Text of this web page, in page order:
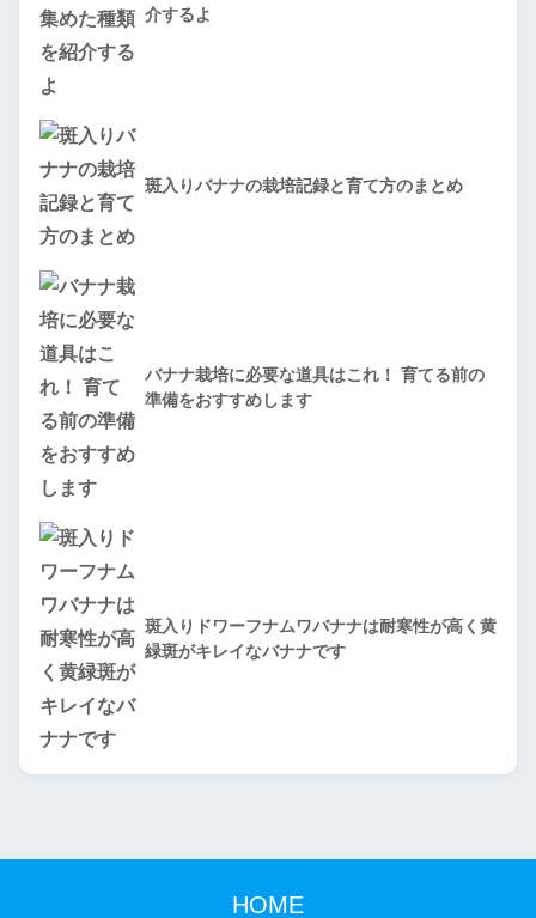
介するよ
斑入りバナナの栽培記録と育て方のまとめ
バナナ栽培に必要な道具はこれ！ 育てる前の
準備をおすすめします
斑入りドワーフナムワバナナは耐寒性が高く黄
緑斑がキレイなバナナです
HOME